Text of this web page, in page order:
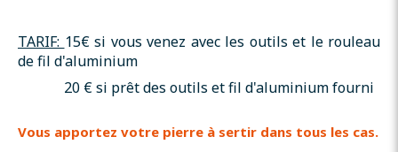
TARIF: 15€ si vous venez avec les outils et le rouleau
de fil d'aluminium
20 € si prêt des outils et fil d'aluminium fourni
Vous apportez votre pierre à sertir dans tous les cas.